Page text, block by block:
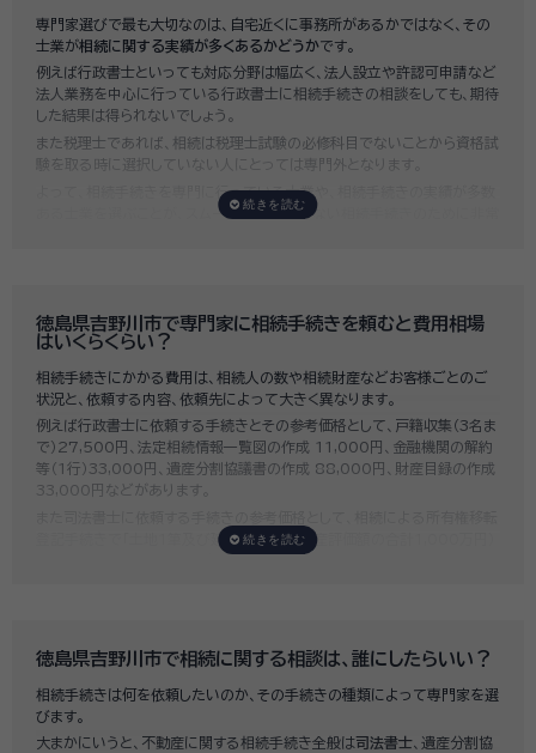
専門家選びで最も大切なのは、自宅近くに事務所があるかではなく、その
士業が相続に関する実績が多くあるかどうかです。
例えば行政書士といっても対応分野は幅広く、法人設立や許認可申請など
法人業務を中心に行っている行政書士に相続手続きの相談をしても、期待
した結果は得られないでしょう。
また税理士であれば、相続は税理士試験の必修科目でないことから資格試
験を取る時に選択していない人にとっては専門外となります。
よって、相続手続きを専門に行っている士業や、相続手続きの実績が多数
ある士業を選ぶことが、スムーズで間違いのない相続手続きのために非常
徳島県吉野川市で専門家に相続手続きを頼むと費用相場
はいくらくらい？
相続手続きにかかる費用は、相続人の数や相続財産などお客様ごとのご
状況と、依頼する内容、依頼先によって大きく異なります。
例えば行政書士に依頼する手続きとその参考価格として、戸籍収集（3名ま
で）27,500円、法定相続情報一覧図の作成 11,000円、金融機関の解約
等（1行）33,000円、遺産分割協議書の作成 88,000円、財産目録の作成
33,000円などがあります。
登記手続きで「土地1筆及び建物1棟（固定資産評価額の合計1,000万円）
せると100万円近くかそれ以上費用がかかってしまう場合もあるなど、非
いい相続では、お客様ごとに必要な相続手続きを明らかにし、無料で見積
もり をお出ししております。予算に合わせてご自身で対応できないものの
み依頼することも可能ですので、まずはお気軽にご相談ください。
徳島県吉野川市で相続に関する相談は、誰にしたらいい？
相続手続きは何を依頼したいのか、その手続きの種類によって専門家を選
びます。
大まかにいうと、不動産に関する相続手続き全般は司法書士 、遺産分割協